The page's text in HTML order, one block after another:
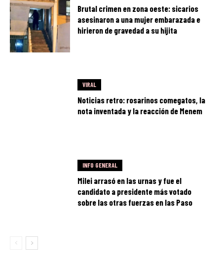
Brutal crimen en zona oeste: sicarios
asesinaron a una mujer embarazada e
hirieron de gravedad a su hijita
VIRAL
Noticias retro: rosarinos comegatos, la
nota inventada y la reacción de Menem
INFO GENERAL
Milei arrasó en las urnas y fue el
candidato a presidente más votado
sobre las otras fuerzas en las Paso